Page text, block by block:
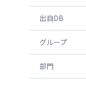
出自DB
グループ
部門